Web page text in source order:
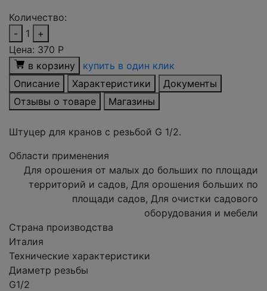
Количество:
-
1
+
Цена: 370 Р
в корзину
купить в один клик
Описание
Характеристики
Документы
Отзывы о товаре
Магазины
Штуцер для кранов с резьбой G 1/2.
Области применения
Для орошения от малых до больших по площади
территорий и садов, Для орошения больших по
площади садов, Для очистки садового
оборудования и мебели
Страна производства
Италия
Технические характеристики
Диаметр резьбы
G1/2